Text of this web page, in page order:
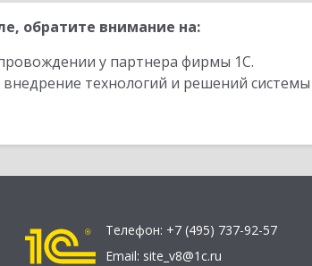
обратите внимание на:
у партнера фирмы 1С.
технологий и решений
Телефон: +7 (495) 737-92-57
Email: site_v8@1c.ru